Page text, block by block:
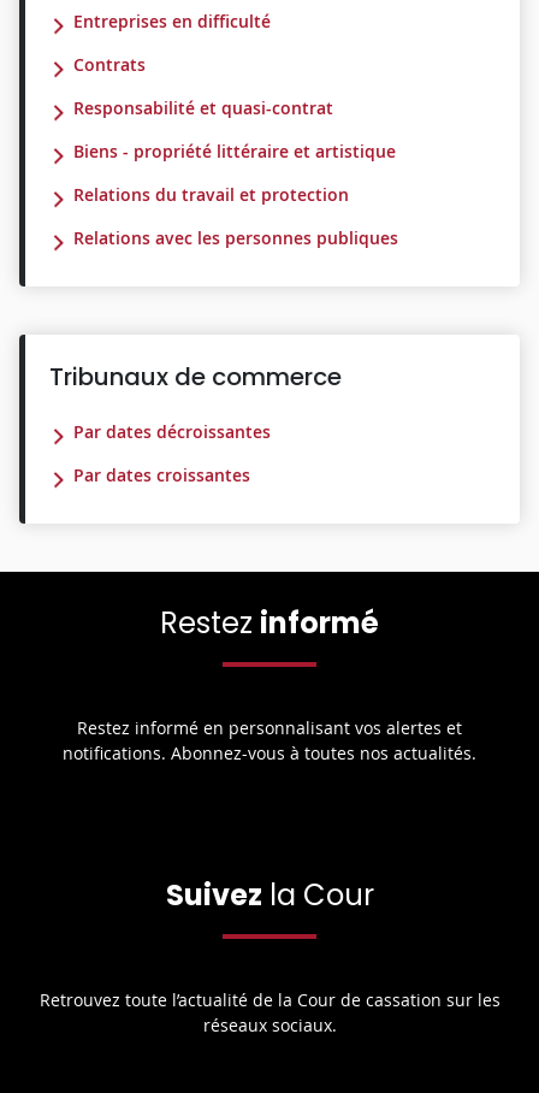
Entreprises en difficulté
Contrats
Responsabilité et quasi-contrat
Biens - propriété littéraire et artistique
Relations du travail et protection
Relations avec les personnes publiques
Tribunaux de commerce
Par dates décroissantes
Par dates croissantes
Restez informé
Restez informé en personnalisant vos alertes et
notifications. Abonnez-vous à toutes nos actualités.
Suivez la Cour
Retrouvez toute l’actualité de la Cour de cassation sur les
réseaux sociaux.